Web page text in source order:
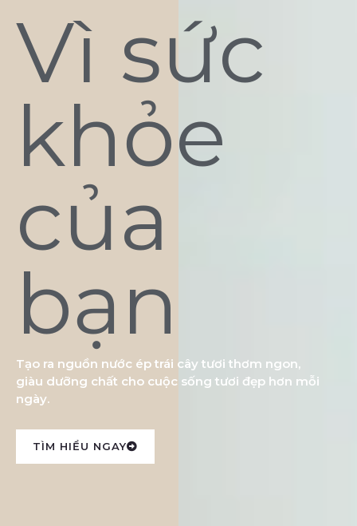
Vì sức
khỏe
của
bạn
Tạo ra nguồn nước ép trái cây tươi thơm ngon,
giàu dưỡng chất cho cuộc sống tươi đẹp hơn mỗi
ngày.
TÌM HIỂU NGAY